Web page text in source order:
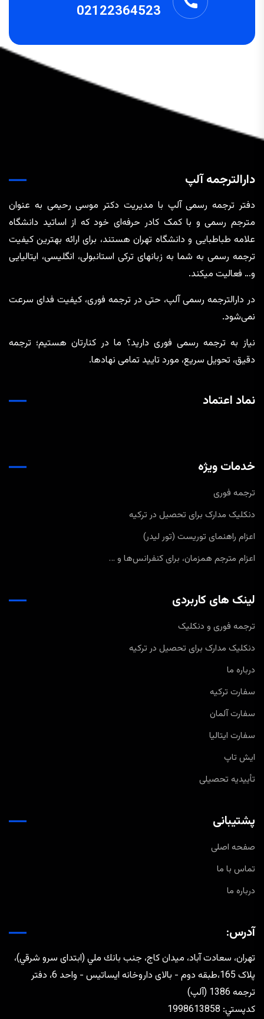
02122364523
دارالترجمه آلپ
دفتر ترجمه رسمی آلپ با مدیریت دکتر موسی رحیمی به عنوان
مترجم رسمی و با کمک کادر حرفه‌ای خود که از اساتید دانشگاه
علامه طباطبایی و دانشگاه تهران هستند، برای ارائه بهترین کیفیت
ترجمه رسمی به شما به زبانهای ترکی استانبولی، انگلیسی، ایتالیایی
و… فعالیت میکند.
در دارالترجمه رسمی آلپ، حتی در ترجمه‌ فوری، کیفیت فدای سرعت
نمی‌شود.
نیاز به ترجمه رسمی فوری دارید؟ ما در کنارتان هستیم؛ ترجمه
دقیق، تحویل سریع، مورد تایید تمامی نهادها.
نماد اعتماد
خدمات ویژه
ترجمه فوری
دنکلیک مدارک برای تحصیل در ترکیه
اعزام راهنمای توریست (تور لیدر)
اعزام مترجم همزمان، برای کنفرانس‌ها و …
لینک های کاربردی
ترجمه فوری و دنکلیک
دنکلیک مدارک برای تحصیل در ترکیه
درباره ما
سفارت ترکیه
سفارت آلمان
سفارت ایتالیا
ایش تاپ
تأییدیه تحصیلی
پشتیبانی
صفحه اصلی
تماس با ما
درباره ما
آدرس:
تهران، سعادت آباد، ميدان كاج، جنب بانك ملي (ابتدای سرو شرقي)،
پلاک 165،طبقه دوم - بالای داروخانه ایساتیس - واحد 6، دفتر
ترجمه 1386 (آلپ)
كدپستي: 1998613858